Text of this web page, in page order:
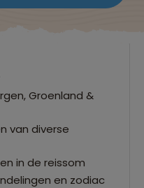
Groenland &
van diverse
in de reissom
en zodiac